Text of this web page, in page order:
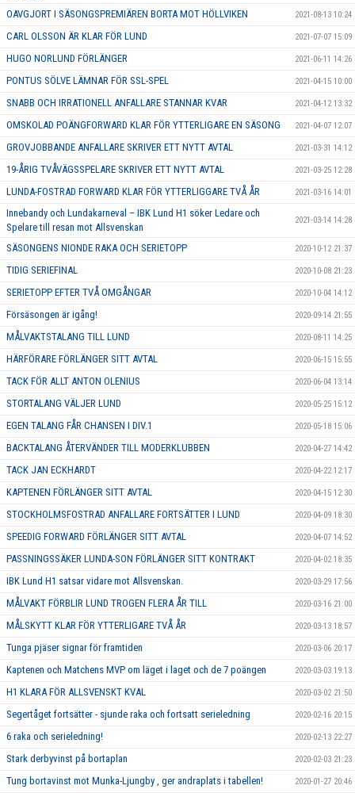
OAVGJORT I SÄSONGSPREMIÄREN BORTA MOT HÖLLVIKEN 2021-08-13 10:24
CARL OLSSON ÄR KLAR FÖR LUND 2021-07-07 15:09
HUGO NORLUND FÖRLÄNGER 2021-06-11 14:26
PONTUS SÖLVE LÄMNAR FÖR SSL-SPEL 2021-04-15 10:00
SNABB OCH IRRATIONELL ANFALLARE STANNAR KVAR 2021-04-12 13:32
OMSKOLAD POÄNGFORWARD KLAR FÖR YTTERLIGARE EN SÄSONG 2021-04-07 12:07
GROVJOBBANDE ANFALLARE SKRIVER ETT NYTT AVTAL 2021-03-31 14:12
19-ÅRIG TVÅVÄGSSPELARE SKRIVER ETT NYTT AVTAL 2021-03-25 12:28
LUNDA-FOSTRAD FORWARD KLAR FÖR YTTERLIGGARE TVÅ ÅR 2021-03-16 14:01
Innebandy och Lundakarneval – IBK Lund H1 söker Ledare och
Spelare till resan mot Allsvenskan
2021-03-14 14:28
SÄSONGENS NIONDE RAKA OCH SERIETOPP 2020-10-12 21:37
TIDIG SERIEFINAL 2020-10-08 21:23
SERIETOPP EFTER TVÅ OMGÅNGAR 2020-10-04 14:12
Försäsongen är igång! 2020-09-14 21:55
MÅLVAKTSTALANG TILL LUND 2020-08-11 14:25
HÄRFÖRARE FÖRLÄNGER SITT AVTAL 2020-06-15 15:55
TACK FÖR ALLT ANTON OLENIUS 2020-06-04 13:14
STORTALANG VÄLJER LUND 2020-05-25 15:12
EGEN TALANG FÅR CHANSEN I DIV.1 2020-05-18 15:06
BACKTALANG ÅTERVÄNDER TILL MODERKLUBBEN 2020-04-27 14:42
TACK JAN ECKHARDT 2020-04-22 12:17
KAPTENEN FÖRLÄNGER SITT AVTAL 2020-04-15 12:30
STOCKHOLMSFOSTRAD ANFALLARE FORTSÄTTER I LUND 2020-04-09 18:30
SPEEDIG FORWARD FÖRLÄNGER SITT AVTAL 2020-04-07 14:52
PASSNINGSSÄKER LUNDA-SON FÖRLÄNGER SITT KONTRAKT 2020-04-02 18:35
IBK Lund H1 satsar vidare mot Allsvenskan. 2020-03-29 17:56
MÅLVAKT FÖRBLIR LUND TROGEN FLERA ÅR TILL 2020-03-16 21:00
MÅLSKYTT KLAR FÖR YTTERLIGARE TVÅ ÅR 2020-03-13 18:57
Tunga pjäser signar för framtiden 2020-03-06 20:17
Kaptenen och Matchens MVP om läget i laget och de 7 poängen 2020-03-03 19:13
H1 KLARA FÖR ALLSVENSKT KVAL 2020-03-02 21:50
Segertåget fortsätter - sjunde raka och fortsatt serieledning 2020-02-16 20:15
6 raka och serieledning! 2020-02-13 22:27
Stark derbyvinst på bortaplan 2020-02-03 21:23
Tung bortavinst mot Munka-Ljungby , ger andraplats i tabellen! 2020-01-27 20:46